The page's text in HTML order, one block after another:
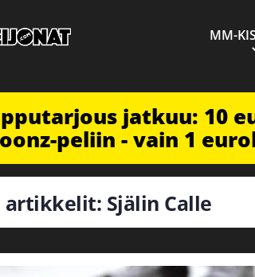
MM-
jatkuu: 10
peliin - vain 1
Själin Calle